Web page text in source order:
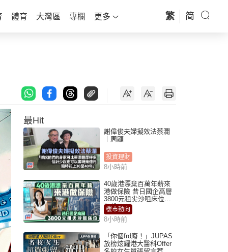
體育 大灣區 專欄 更多 繁 简
最Hit
謝偉俊夫婦擬效法蔡瀾
｜周顯
投資理財
8小時前
40歲港漂棄百萬年薪來
港做保險 昔日國企高層
3800元租尖沙咀床位｜
租盤Million
樓市動向
8小時前
「你個frd廢！」JUPAS
放榜炫耀港大醫科Offer